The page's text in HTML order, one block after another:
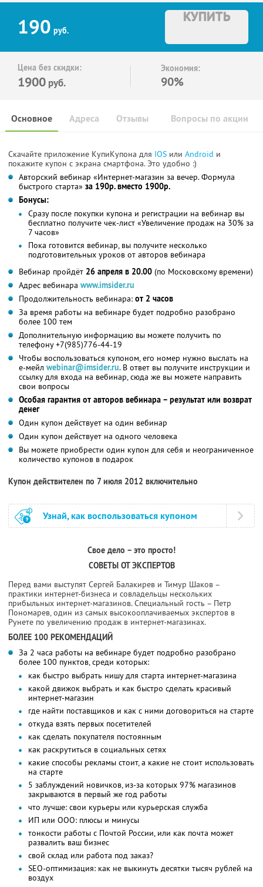
190 руб.
КУПИТЬ
Цена без скидки:
1900 руб.
Экономия:
90%
Основное Отзывы Вопросы по акции
Адреса
Скачайте приложение КупиКупона для IOS или Android и
покажите купон с экрана смартфона. Это удобно :)
Авторский вебинар «Интернет-магазин за вечер. Формула
быстрого старта» за 190р. вместо 1900р.
Бонусы:
Сразу после покупки купона и регистрации на вебинар вы
бесплатно получите чек-лист «Увеличение продаж на 30% за
7 часов»
Пока готовится вебинар, вы получите несколько
подготовительных уроков от авторов вебинара
Вебинар пройдёт 26 апреля в 20.00 (по Московскому времени)
Адрес вебинара www.imsider.ru
Продолжительность вебинара: от 2 часов
За время работы на вебинаре будет подробно разобрано
более 100 тем
Дополнительную информацию вы можете получить по
телефону +7(985)776-44-19
Чтобы воспользоваться купоном, его номер нужно выслать на
е-мейл webinar@imsider.ru. В ответ вы получите инструкции и
ссылку для входа на вебинар, сюда же вы можете направить
свои вопросы
Особая гарантия от авторов вебинара – результат или возврат
денег
Один купон действует на один вебинар
Один купон действует на одного человека
Вы можете приобрести один купон для себя и неограниченное
количество купонов в подарок
Купон действителен по 7 июля 2012 включительно
Узнай, как воспользоваться купоном
Свое дело – это просто!
СОВЕТЫ ОТ ЭКСПЕРТОВ
Перед вами выступят Сергей Балакирев и Тимур Шаков –
практики интернет-бизнеса и совладельцы нескольких
прибыльных интернет-магазинов. Специальный гость – Петр
Пономарев, один из самых высокооплачиваемых экспертов в
Рунете по увеличению продаж в интернет-магазинах.
БОЛЕЕ 100 РЕКОМЕНДАЦИЙ
За 2 часа работы на вебинаре будет подробно разобрано
более 100 пунктов, среди которых:
как быстро выбрать нишу для старта интернет-магазина
какой движок выбрать и как быстро сделать красивый
интернет-магазин
где найти поставщиков и как с ними договориться на старте
откуда взять первых посетителей
как сделать покупателя постоянным
как раскрутиться в социальных сетях
какие способы рекламы стоит, а какие не стоит использовать
на старте
5 заблуждений новичков, из-за которых 97% магазинов
закрываются в первый же год работы
что лучше: свои курьеры или курьерская служба
ИП или ООО: плюсы и минусы
тонкости работы с Почтой России, или как почта может
развалить ваш бизнес
свой склад или работа под заказ?
SEO-оптимизация: как не выкинуть десятки тысяч рублей на
воздух